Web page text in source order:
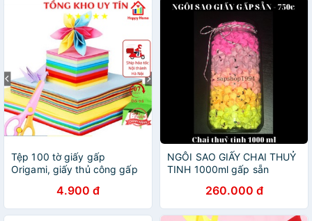
Tệp 100 tờ giấy gấp
Origami, giấy thủ công gấp
tờ) nhiều kích thước Happy
Home
4.900 đ
NGÔI SAO GIẤY CHAI THUỶ
TINH 1000ml gấp sẵn
260.000 đ